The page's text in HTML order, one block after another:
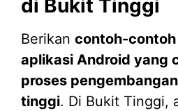
di Bukit Tinggi
Berikan contoh-
aplikasi Android yang
proses
tinggi. Di Bukit Tinggi,